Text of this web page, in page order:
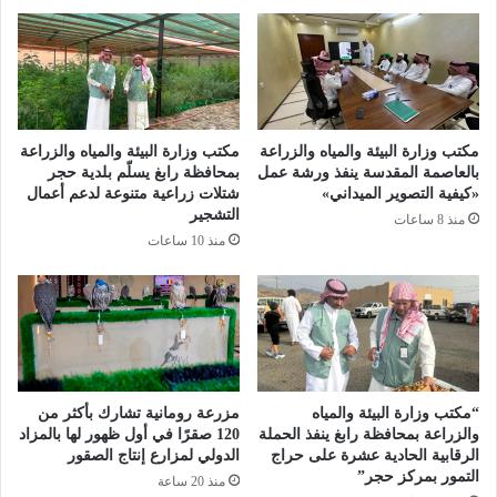
ى
ا
ل
س
و
ا
ا
ل
م
س
ا
خ
ا
س
ت
ر
ق
ا
ي
ة
ش
ل
ة
ل
ر
ف
ج
ا
ه
مكتب وزارة البيئة والمياه والزراعة
بالعاصمة المقدسة ينفذ ورشة عمل
«كيفية التصوير الميداني»
منذ 8 ساعات
مكتب وزارة البيئة والمياه والزراعة
بمحافظة رابغ يسلّم بلدية حجر
شتلات زراعية متنوعة لدعم أعمال
التشجير
منذ 10 ساعات
“مكتب وزارة البيئة والمياه
والزراعة بمحافظة رابغ ينفذ الحملة
الرقابية الحادية عشرة على حراج
التمور بمركز حجر”
مزرعة رومانية تشارك بأكثر من
120 صقرًا في أول ظهور لها بالمزاد
الدولي لمزارع إنتاج الصقور
منذ 20 ساعة